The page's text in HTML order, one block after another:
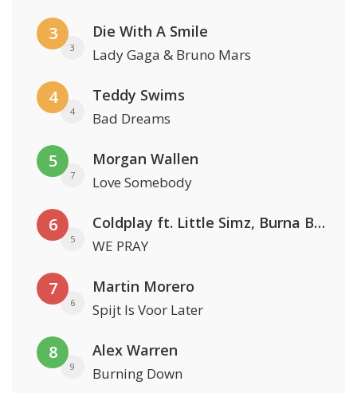
3
3
Die With A Smile
Lady Gaga & Bruno Mars
4
4
Teddy Swims
Bad Dreams
5
7
Morgan Wallen
Love Somebody
6
5
Coldplay ft. Little Simz, Burna Boy, Elyanna & Tini
WE PRAY
7
6
Martin Morero
Spijt Is Voor Later
8
9
Alex Warren
Burning Down